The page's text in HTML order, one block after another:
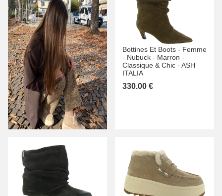
Bottines Et Boots - Femme
- Nubuck - Marron -
Classique & Chic - ASH
ITALIA
330.00 €